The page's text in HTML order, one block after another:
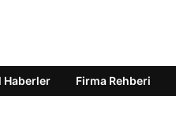
Haberler Firma Rehberi